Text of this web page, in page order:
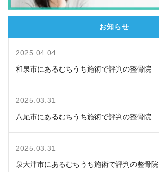
お知らせ
2025.04.04
和泉市にあるむちうち施術で評判の整骨院
2025.03.31
八尾市にあるむちうち施術で評判の整骨院
2025.03.31
泉大津市にあるむちうち施術で評判の整骨院